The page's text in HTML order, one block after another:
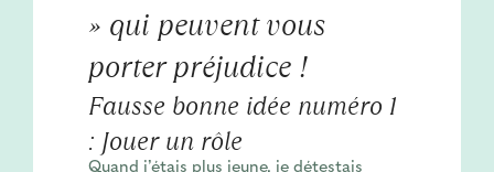
» qui peuvent vous
porter préjudice !
Fausse bonne idée numéro 1
: Jouer un rôle
Quand j’étais plus jeune, je détestais